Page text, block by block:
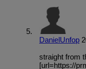
DanielUnfop
straight from
[url=https://